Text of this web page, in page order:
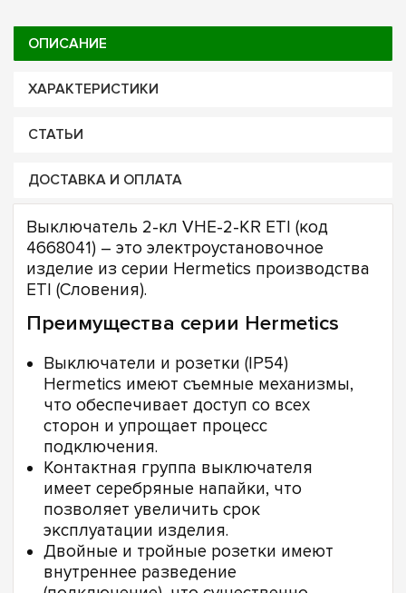
ОПИСАНИЕ
ХАРАКТЕРИСТИКИ
СТАТЬИ
ДОСТАВКА И ОПЛАТА
Выключатель 2-кл VHE-2-KR ETI (код
4668041) – это электроустановочное
изделие из серии Hermetics производства
ETI (Словения).
Преимущества серии Hermetics
Выключатели и розетки (IP54)
Hermetics имеют съемные механизмы,
что обеспечивает доступ со всех
сторон и упрощает процесс
подключения.
Контактная группа выключателя
имеет серебряные напайки, что
позволяет увеличить срок
эксплуатации изделия.
Двойные и тройные розетки имеют
внутреннее разведение